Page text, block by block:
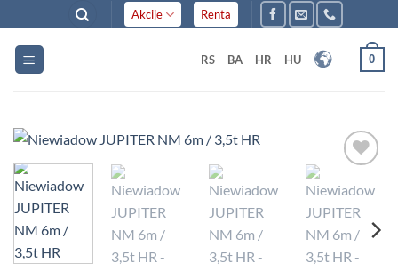
to
content
Akcije Renta
RS BA HR HU 0
u listu
želja